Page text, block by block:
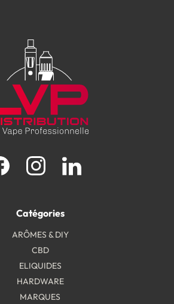
Catégories
ARÔMES & DIY
CBD
ELIQUIDES
HARDWARE
MARQUES
Facebook Instagram